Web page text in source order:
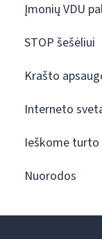
Įmonių VDU
STOP šešėliui
Krašto
Interneto
Ieškome turto
Nuorodos